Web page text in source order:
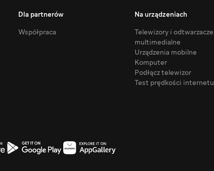
Dla partnerów
Współpraca
Na urządzeniach
Telewizory i odtwarzacze
multimedialne
Urządzenia mobilne
Komputer
Podłącz telewizor
Test prędkości internetu